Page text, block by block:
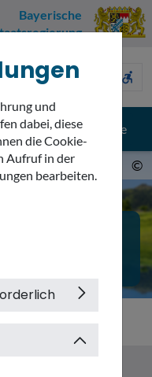
Bayerische
sign_language accessible_forward
search Suche
©
und
dabei, diese
die Cookie-
Aufruf in der
bearbeiten.